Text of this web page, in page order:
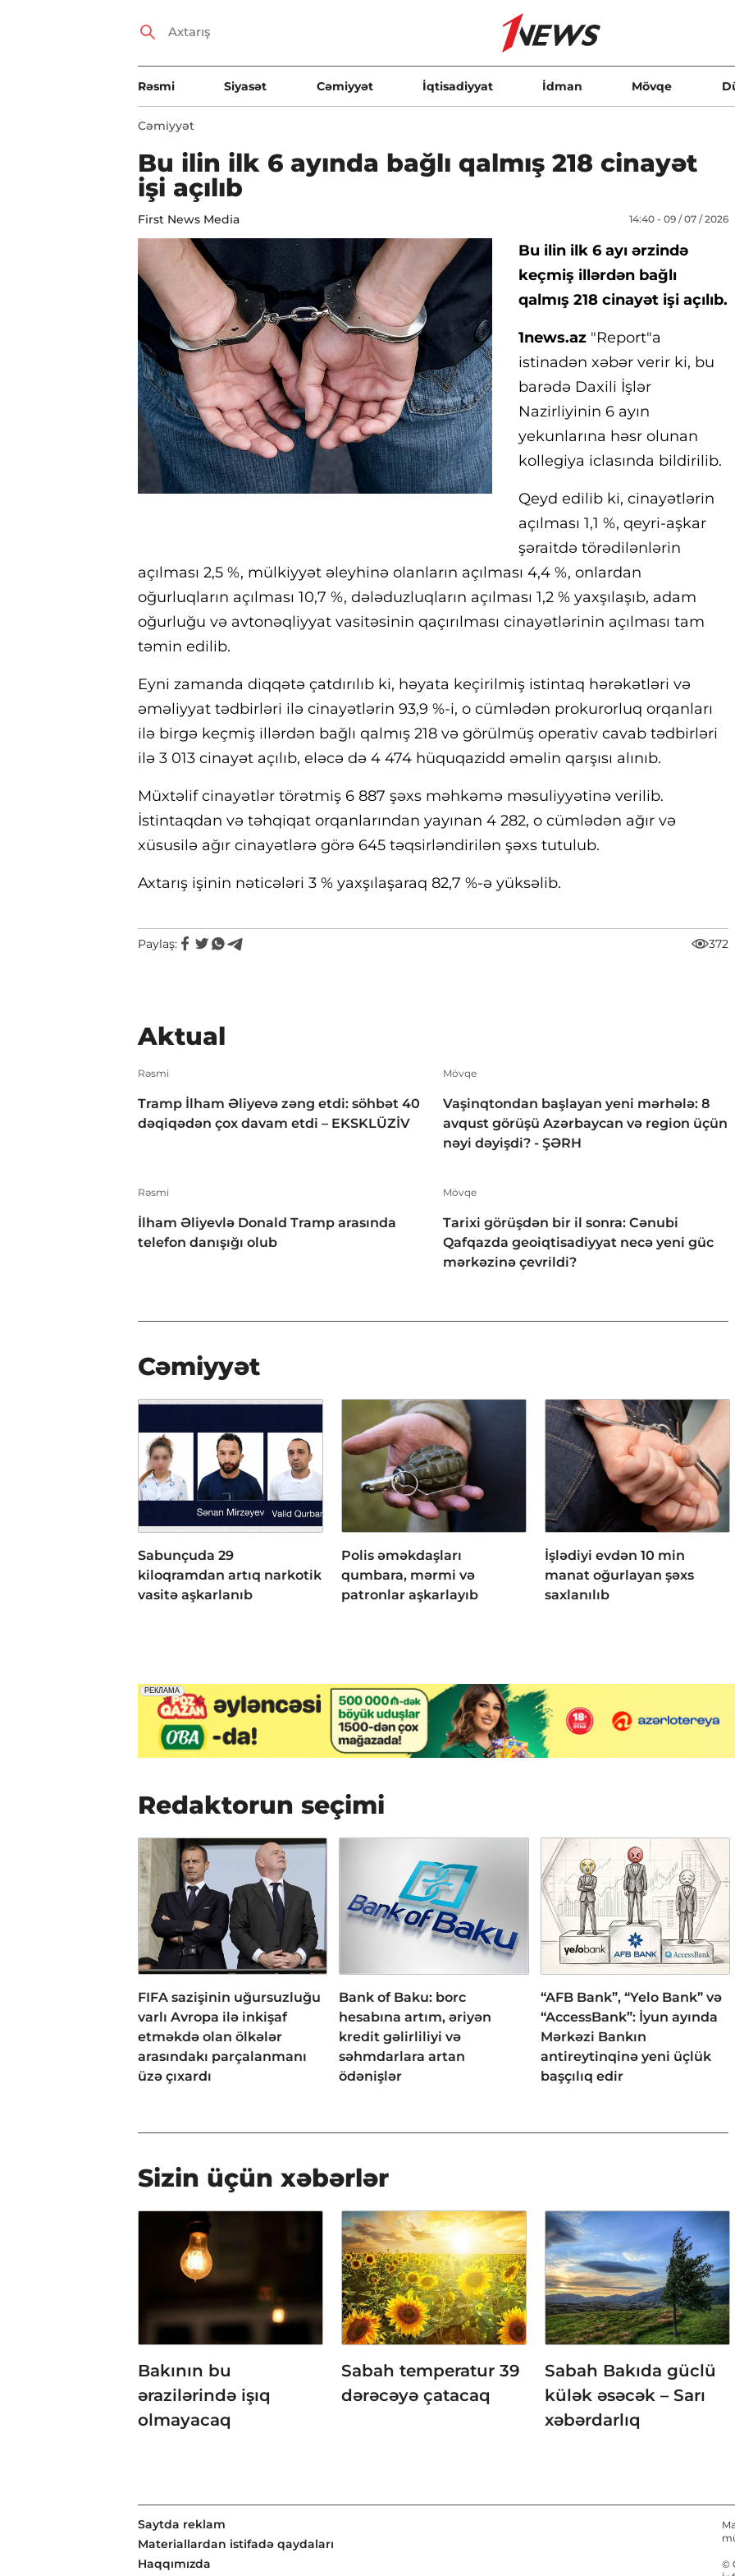
Rəsmi Siyasət Cəmiyyət İqtisadiyyat İdman Mövqe
Cəmiyyət
Bu ilin ilk 6 ayında bağlı qalmış 218 cinayət
işi açılıb
First News Media 14:40 - 09 / 07 / 2026
Bu ilin ilk 6 ayı ərzində
keçmiş illərdən bağlı
qalmış 218 cinayət işi açılıb.
1news.az "Report"a
istinadən xəbər verir ki, bu
barədə Daxili İşlər
Nazirliyinin 6 ayın
yekunlarına həsr olunan
kollegiya iclasında bildirilib.
Qeyd edilib ki, cinayətlərin
açılması 1,1 %, qeyri-aşkar
şəraitdə törədilənlərin
açılması 2,5 %, mülkiyyət əleyhinə olanların açılması 4,4 %, onlardan
oğurluqların açılması 10,7 %, dələduzluqların açılması 1,2 % yaxşılaşıb, adam
oğurluğu və avtonəqliyyat vasitəsinin qaçırılması cinayətlərinin açılması tam
təmin edilib.
Eyni zamanda diqqətə çatdırılıb ki, həyata keçirilmiş istintaq hərəkətləri və
əməliyyat tədbirləri ilə cinayətlərin 93,9 %-i, o cümlədən prokurorluq orqanları
ilə birgə keçmiş illərdən bağlı qalmış 218 və görülmüş operativ cavab tədbirləri
ilə 3 013 cinayət açılıb, eləcə də 4 474 hüquqazidd əməlin qarşısı alınıb.
Müxtəlif cinayətlər törətmiş 6 887 şəxs məhkəmə məsuliyyətinə verilib.
İstintaqdan və təhqiqat orqanlarından yayınan 4 282, o cümlədən ağır və
xüsusilə ağır cinayətlərə görə 645 təqsirləndirilən şəxs tutulub.
Axtarış işinin nəticələri 3 % yaxşılaşaraq 82,7 %-ə yüksəlib.
Paylaş: 372
Aktual
Rəsmi
Tramp İlham Əliyevə zəng etdi: söhbət 40
dəqiqədən çox davam etdi – EKSKLÜZİV
Mövqe
Vaşinqtondan başlayan yeni mərhələ: 8
avqust görüşü Azərbaycan və region üçün
nəyi dəyişdi? - ŞƏRH
Rəsmi
İlham Əliyevlə Donald Tramp arasında
telefon danışığı olub
Mövqe
Tarixi görüşdən bir il sonra: Cənubi
Qafqazda geoiqtisadiyyat necə yeni güc
mərkəzinə çevrildi?
Cəmiyyət
Sabunçuda 29
kiloqramdan artıq narkotik
vasitə aşkarlanıb
Polis əməkdaşları
qumbara, mərmi və
patronlar aşkarlayıb
İşlədiyi evdən 10 min
manat oğurlayan şəxs
saxlanılıb
Redaktorun seçimi
FIFA sazişinin uğursuzluğu
varlı Avropa ilə inkişaf
etməkdə olan ölkələr
arasındakı parçalanmanı
üzə çıxardı
Bank of Baku: borc
hesabına artım, əriyən
kredit gəlirliliyi və
səhmdarlara artan
ödənişlər
“AFB Bank”, “Yelo Bank” və
“AccessBank”: İyun ayında
Mərkəzi Bankın
antireytinqinə yeni üçlük
başçılıq edir
Sizin üçün xəbərlər
Bakının bu
ərazilərində işıq
olmayacaq
Sabah temperatur 39
dərəcəyə çatacaq
Sabah Bakıda güclü
külək əsəcək – Sarı
xəbərdarlıq
Saytda reklam
Materiallardan istifadə qaydaları
Haqqımızda
©